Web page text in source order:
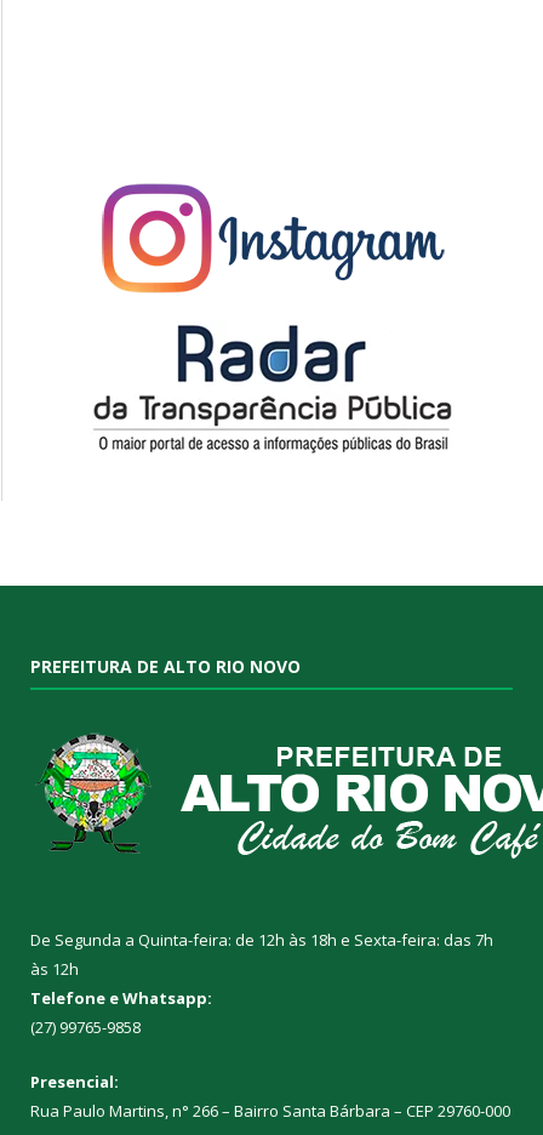
PREFEITURA DE ALTO RIO NOVO
De Segunda a Quinta-feira: de 12h às 18h e Sexta-feira: das 7h
às 12h
Telefone e Whatsapp:
(27) 99765-9858
Presencial:
Rua Paulo Martins, n° 266 – Bairro Santa Bárbara – CEP 29760-000